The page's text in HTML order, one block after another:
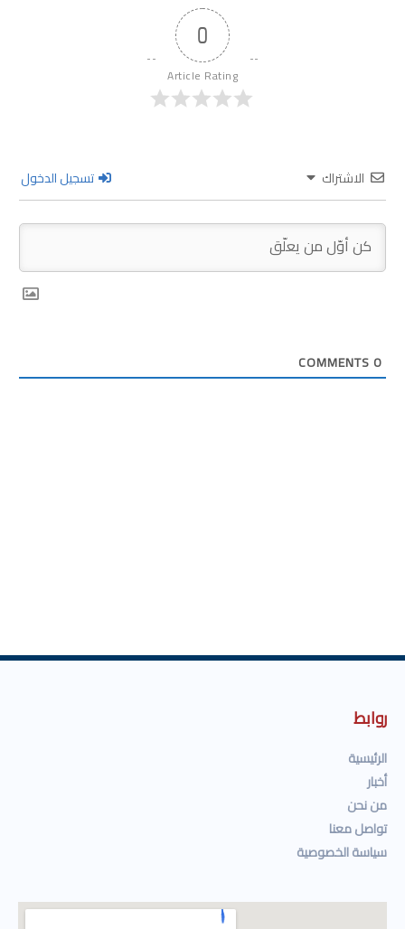
0
Article Rating
الاشتراك تسجيل الدخول
0
روابط
الرئيسية
أخبار
من نحن
تواصل معنا
سياسة الخصوصية